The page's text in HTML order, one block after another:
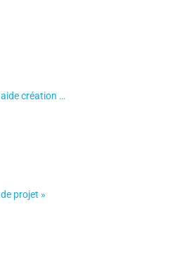
création …
projet »